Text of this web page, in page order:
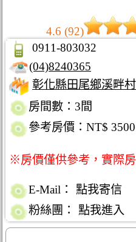
4.6 (92)
0911-803032
(04)8240365
彰化縣田尾鄉溪畔
房間數：3間
參考房價：NT$
※房價僅供參考，實際
E-Mail：
點我寄信
粉絲團：
點我進入